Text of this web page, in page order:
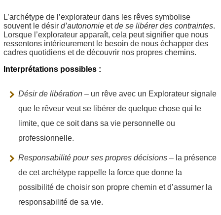
L’archétype de l’explorateur dans les rêves symbolise
souvent le désir d’autonomie etde se libérer des contraintes.
Lorsque l’explorateur apparaît, cela peut signifier que nous
ressentons intérieurement le besoin de nous échapper des
cadres quotidiens et de découvrir nos propres chemins.
Interprétations possibles :
Désir de libération – un rêve avec un Explorateur signale
que le rêveur veut se libérer de quelque chose qui le
limite, que ce soit dans sa vie personnelle ou
professionnelle.
Responsabilité pour ses propres décisions – la présence
de cet archétype rappelle la force que donne la
possibilité de choisir son propre chemin et d’assumer la
responsabilité de sa vie.